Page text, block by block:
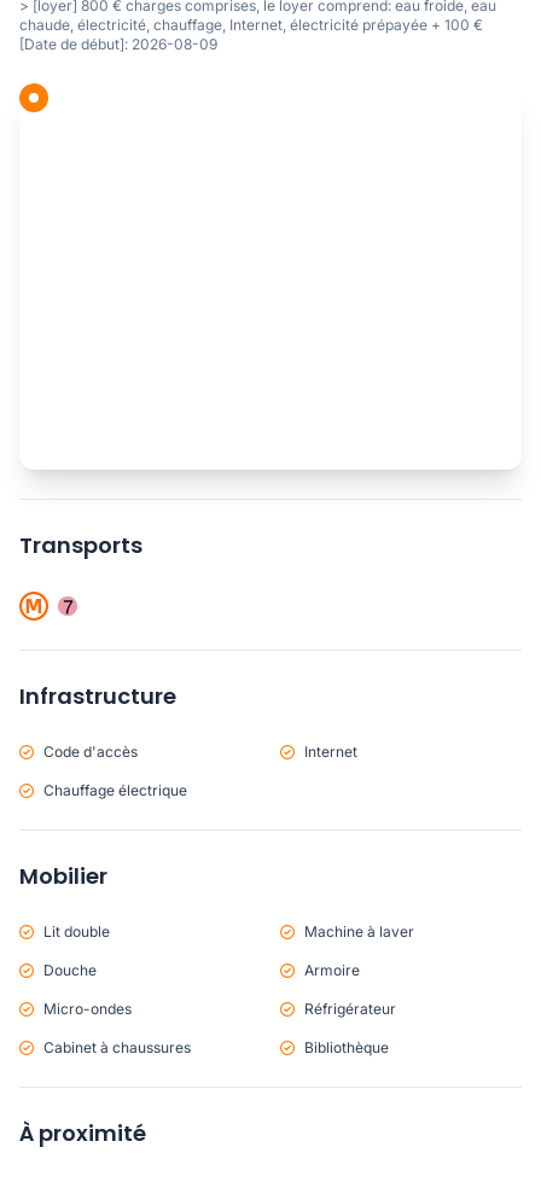
> [loyer] 800 € charges comprises, le loyer comprend: eau froide, eau
chaude, électricité, chauffage, Internet, électricité prépayée + 100 €
[Date de début]: 2026-08-09
Transports
Infrastructure
Code d'accès Internet
Chauffage électrique
Mobilier
Lit double Machine à laver
Douche Armoire
Micro-ondes Réfrigérateur
Cabinet à chaussures Bibliothèque
À proximité